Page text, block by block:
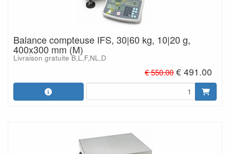
Balance compteuse IFS, 30|60 kg, 10|20 g,
400x300 mm (M)
Livraison gratuite B,L,F,NL,D
€ 550.00 € 491.00